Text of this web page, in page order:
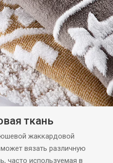
ткань
жаккардовой
вязать различную
часто используемая в